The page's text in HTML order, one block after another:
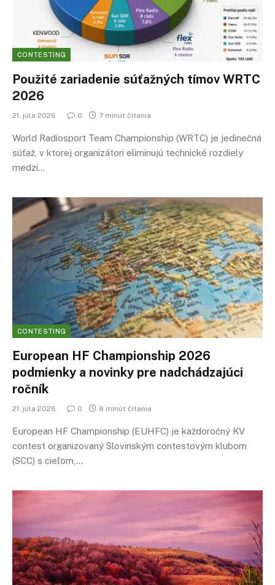
CONTESTING
Použité zariadenie súťažných tímov WRTC
2026
21. júla 2026 0 7 minút čítania
World Radiosport Team Championship (WRTC) je jedinečná
súťaž, v ktorej organizátori eliminujú technické rozdiely
medzi…
CONTESTING
European HF Championship 2026
podmienky a novinky pre nadchádzajúci
ročník
21. júla 2026 0 8 minút čítania
European HF Championship (EUHFC) je každoročný KV
contest organizovaný Slovinským contestovým klubom
(SCC) s cieľom,…